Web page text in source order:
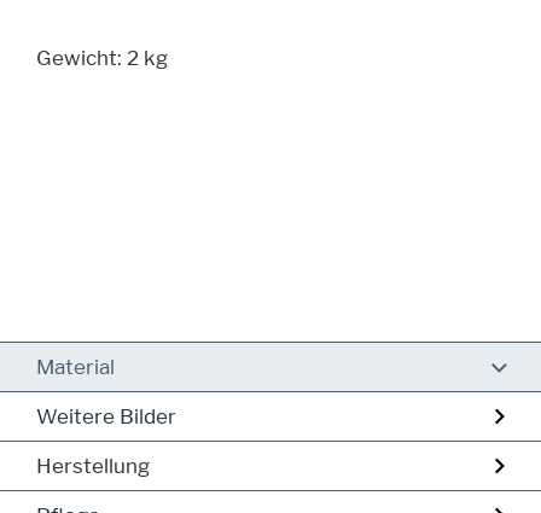
Gewicht: 2 kg
Material
Weitere Bilder
Herstellung